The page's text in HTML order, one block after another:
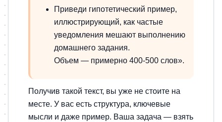
Приведи гипотетический пример,
иллюстрирующий, как частые
уведомления мешают выполнению
домашнего задания.
Объем — примерно 400-500 слов».
Получив такой текст, вы уже не стоите на
месте. У вас есть структура, ключевые
мысли и даже пример. Ваша задача — взять